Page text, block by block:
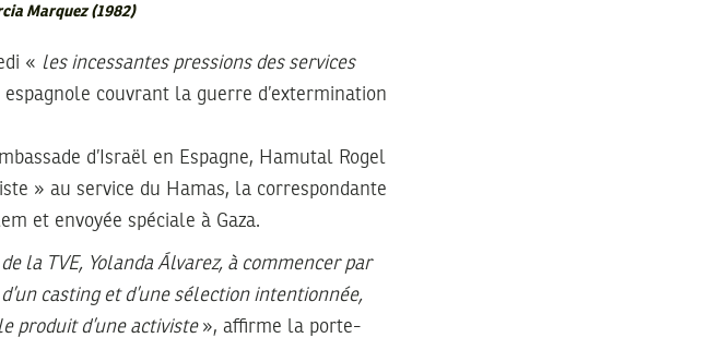
Marquez (1982)
« les incessantes pressions des services
couvrant la guerre d’extermination
d’Israël en Espagne, Hamutal Rogel
» au service du Hamas, la correspondante
et envoyée spéciale à Gaza.
la TVE, Yolanda Álvarez, à commencer par
casting et d’une sélection intentionnée,
produit d’une activiste », affirme la porte-